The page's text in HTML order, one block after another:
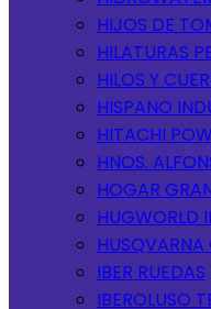
HIJOS DE
HILATURAS
HILOS Y
HISPANO
HITACHI
HNOS.
HOGAR
HUGWORLD
IBER RUEDAS
IBEROLUSO